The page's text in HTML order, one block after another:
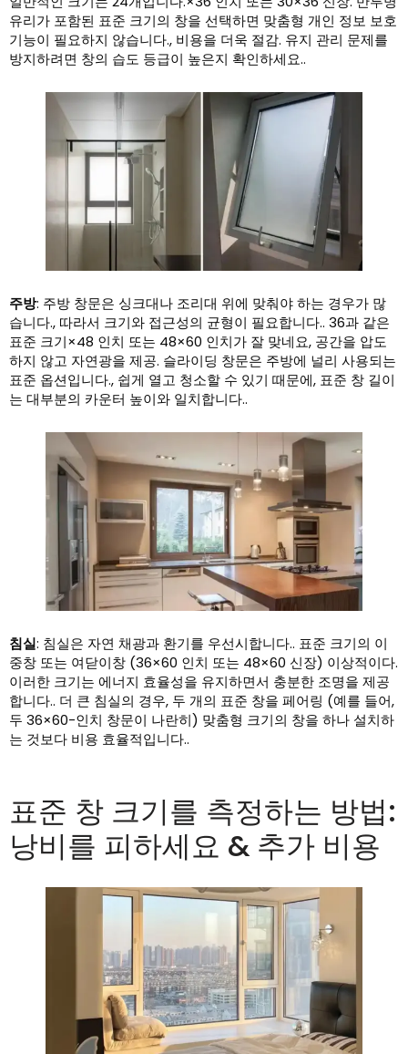
유리가 포함된 표준 크기의 창을 선택하면 맞춤형 개인 정보 보호
기능이 필요하지 않습니다., 비용을 더욱 절감. 유지 관리 문제를
방지하려면 창의 습도 등급이 높은지 확인하세요..
주방: 주방 창문은 싱크대나 조리대 위에 맞춰야 하는 경우가 많
습니다., 따라서 크기와 접근성의 균형이 필요합니다.. 36과 같은
표준 크기×48 인치 또는 48×60 인치가 잘 맞네요, 공간을 압도
하지 않고 자연광을 제공. 슬라이딩 창문은 주방에 널리 사용되는
표준 옵션입니다., 쉽게 열고 청소할 수 있기 때문에, 표준 창 길이
는 대부분의 카운터 높이와 일치합니다..
침실: 침실은 자연 채광과 환기를 우선시합니다.. 표준 크기의 이
중창 또는 여닫이창 (36×60 인치 또는 48×60 신장) 이상적이다.
이러한 크기는 에너지 효율성을 유지하면서 충분한 조명을 제공
합니다.. 더 큰 침실의 경우, 두 개의 표준 창을 페어링 (예를 들어,
두 36×60-인치 창문이 나란히) 맞춤형 크기의 창을 하나 설치하
는 것보다 비용 효율적입니다..
표준 창 크기를 측정하는 방법:
낭비를 피하세요 & 추가 비용